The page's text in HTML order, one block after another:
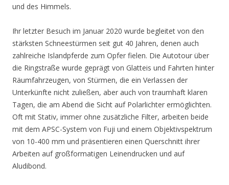
und des Himmels.
Ihr letzter Besuch im Januar 2020 wurde begleitet von den
stärksten Schneestürmen seit gut 40 Jahren, denen auch
zahlreiche Islandpferde zum Opfer fielen. Die Autotour über
die Ringstraße wurde geprägt von Glatteis und Fahrten hinter
Räumfahrzeugen, von Stürmen, die ein Verlassen der
Unterkünfte nicht zuließen, aber auch von traumhaft klaren
Tagen, die am Abend die Sicht auf Polarlichter ermöglichten.
Oft mit Stativ, immer ohne zusätzliche Filter, arbeiten beide
mit dem APSC-System von Fuji und einem Objektivspektrum
von 10-400 mm und präsentieren einen Querschnitt ihrer
Arbeiten auf großformatigen Leinendrucken und auf
Aludibond.